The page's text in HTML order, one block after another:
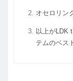
オセロリン
以上がLDK
テムのベス